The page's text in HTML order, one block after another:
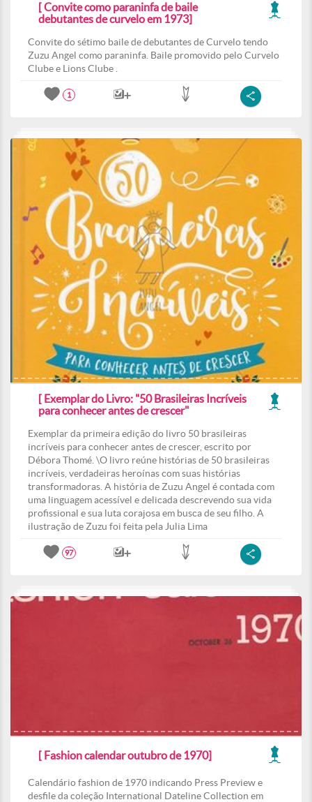
[ Convite como paraninfa de baile
debutantes de curvelo em 1973]
Convite do sétimo baile de debutantes de Curvelo tendo
Zuzu Angel como paraninfa. Baile promovido pelo Curvelo
Clube e Lions Clube .
1
[ Exemplar do Livro: "50 Brasileiras Incríveis
para conhecer antes de crescer"
Exemplar da primeira edição do livro 50 brasileiras
incríveis para conhecer antes de crescer, escrito por
Débora Thomé. \O livro reúne histórias de 50 brasileiras
incríveis, verdadeiras heroínas com suas histórias
transformadoras. A história de Zuzu Angel é contada com
uma linguagem acessível e delicada descrevendo sua vida
profissional e sua luta corajosa em busca de seu filho. A
ilustração de Zuzu foi feita pela Julia Lima
97
[ Fashion calendar outubro de 1970]
Calendário fashion de 1970 indicando Press Preview e
desfile da coleção International Dateline Collection em